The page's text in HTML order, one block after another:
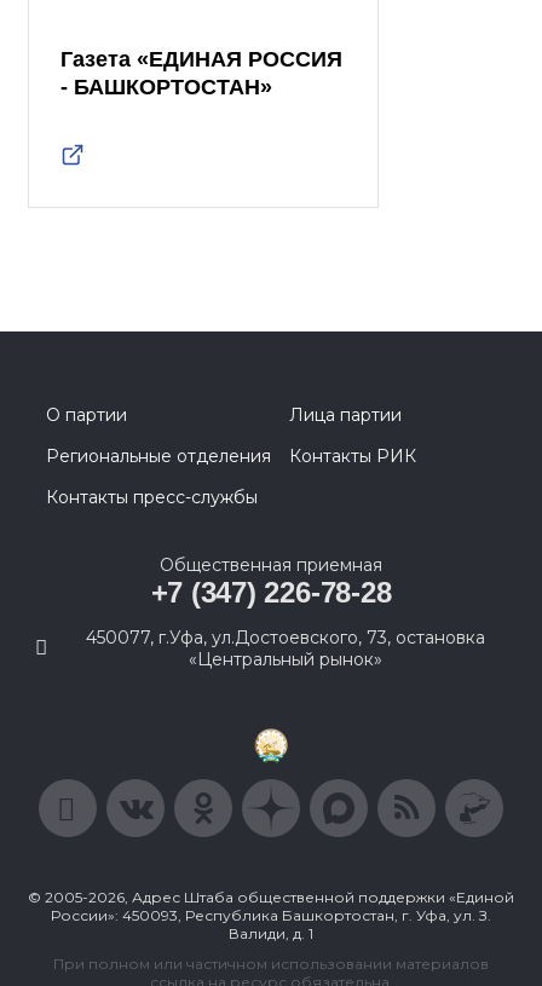
Газета «ЕДИНАЯ РОССИЯ
- БАШКОРТОСТАН»
О партии
Лица партии
Региональные отделения
Контакты РИК
Контакты пресс-службы
Общественная приемная
+7 (347) 226-78-28
450077, г.Уфа, ул.Достоевского, 73, остановка
«Центральный рынок»
© 2005-2026, Адрес Штаба общественной поддержки «Единой
России»: 450093, Республика Башкортостан, г. Уфа, ул. З.
Валиди, д. 1
При полном или частичном использовании материалов
ссылка на ресурс обязательна.